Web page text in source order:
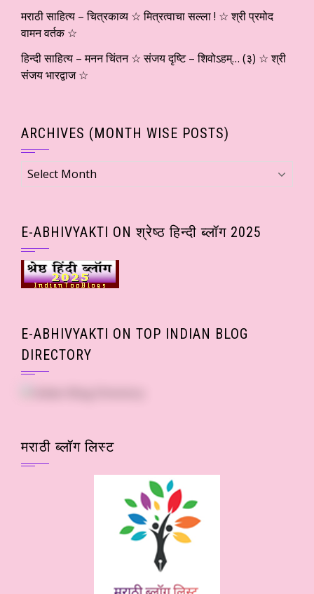
मराठी साहित्य – चित्रकाव्य ☆ मित्रत्वाचा सल्ला ! ☆ श्री प्रमोद
वामन वर्तक ☆
हिन्दी साहित्य – मनन चिंतन ☆ संजय दृष्टि – शिवोऽहम्… (३) ☆ श्री
संजय भारद्वाज ☆
ARCHIVES (MONTH WISE POSTS)
Archives
(Month
E-ABHIVYAKTI ON श्रेष्ठ हिन्दी ब्लॉग 2025
E-ABHIVYAKTI ON TOP INDIAN BLOG
DIRECTORY
मराठी ब्लॉग लिस्ट